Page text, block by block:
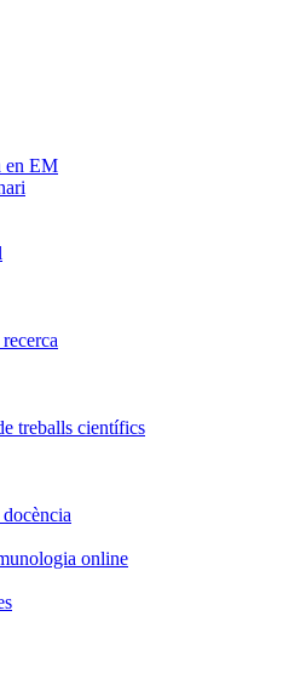
en EM
treballs científics
online